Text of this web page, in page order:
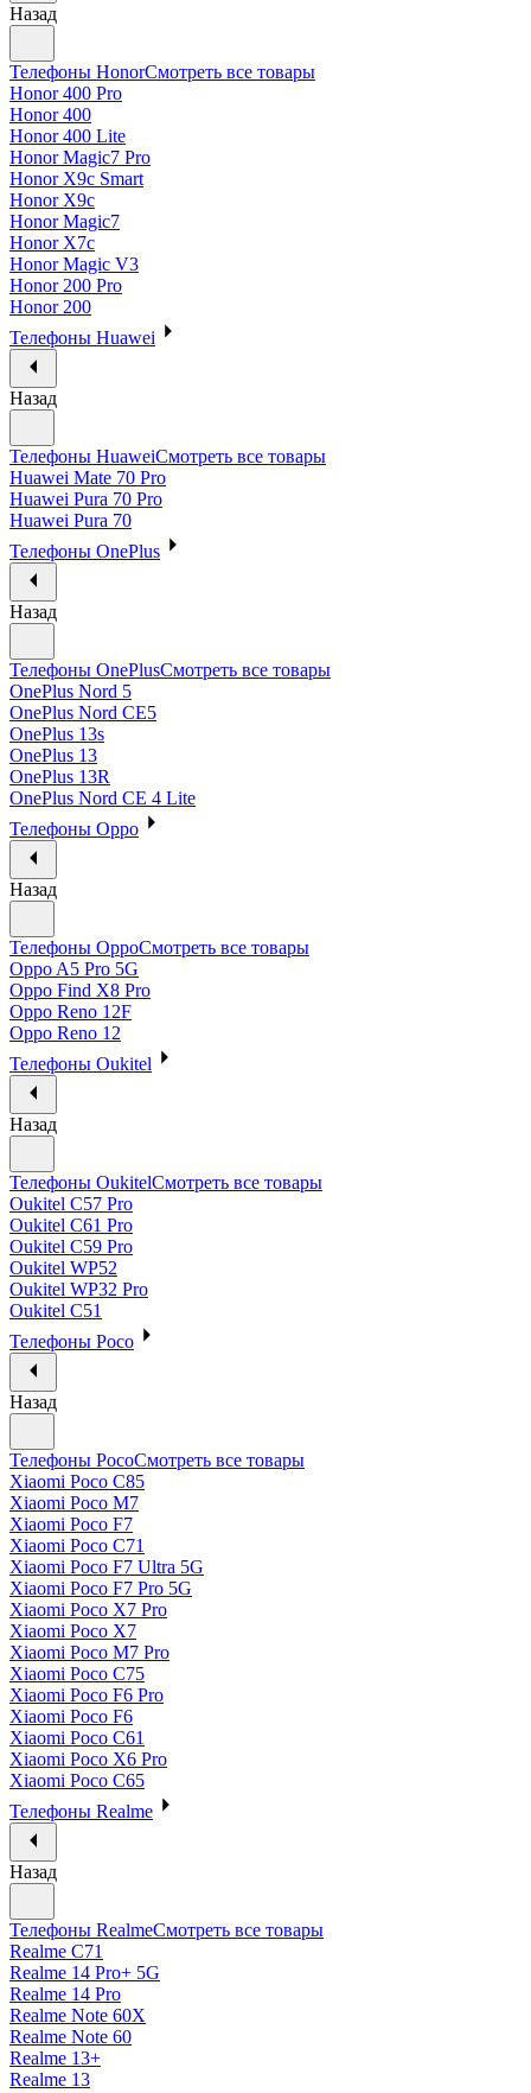
Назад
Телефоны HonorСмотреть все товары
Honor 400 Pro
Honor 400
Honor 400 Lite
Honor Magic7 Pro
Honor X9c Smart
Honor X9c
Honor Magic7
Honor X7c
Honor Magic V3
Honor 200 Pro
Honor 200
Телефоны Huawei
Назад
Телефоны HuaweiСмотреть все товары
Huawei Mate 70 Pro
Huawei Pura 70 Pro
Huawei Pura 70
Телефоны OnePlus
Назад
Телефоны OnePlusСмотреть все товары
OnePlus Nord 5
OnePlus Nord CE5
OnePlus 13s
OnePlus 13
OnePlus 13R
OnePlus Nord CE 4 Lite
Телефоны Oppo
Назад
Телефоны OppoСмотреть все товары
Oppo A5 Pro 5G
Oppo Find X8 Pro
Oppo Reno 12F
Oppo Reno 12
Телефоны Oukitel
Назад
Телефоны OukitelСмотреть все товары
Oukitel C57 Pro
Oukitel C61 Pro
Oukitel C59 Pro
Oukitel WP52
Oukitel WP32 Pro
Oukitel C51
Телефоны Poco
Назад
Телефоны PocoСмотреть все товары
Xiaomi Poco C85
Xiaomi Poco M7
Xiaomi Poco F7
Xiaomi Poco C71
Xiaomi Poco F7 Ultra 5G
Xiaomi Poco F7 Pro 5G
Xiaomi Poco X7 Pro
Xiaomi Poco X7
Xiaomi Poco M7 Pro
Xiaomi Poco C75
Xiaomi Poco F6 Pro
Xiaomi Poco F6
Xiaomi Poco C61
Xiaomi Poco X6 Pro
Xiaomi Poco C65
Телефоны Realme
Назад
Телефоны RealmeСмотреть все товары
Realme C71
Realme 14 Pro+ 5G
Realme 14 Pro
Realme Note 60X
Realme Note 60
Realme 13+
Realme 13